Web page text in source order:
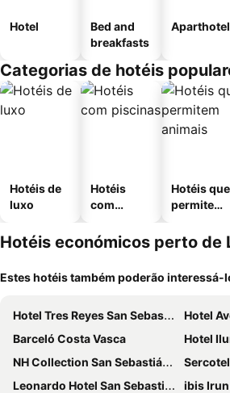
Hotel
Bed and
breakfasts
Aparthotel
Categorias de hotéis
Hotéis de
luxo
Hotéis
com
Hotéis que
permitem
Hotéis económicos perto de
Estes hotéis também poderão interessá-
Hotel Tres Reyes San Sebastián
Hotel
Barceló Costa Vasca
Hotel
NH Collection San Sebastián Aránzazu
Leonardo Hotel San Sebastián
ibis Irun